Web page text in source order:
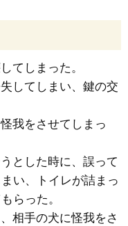
てしまった。
してしまい、鍵の交
我をさせてしまっ
とした時に、誤って
い、トイレが詰まっ
らった。
相手の犬に怪我をさ